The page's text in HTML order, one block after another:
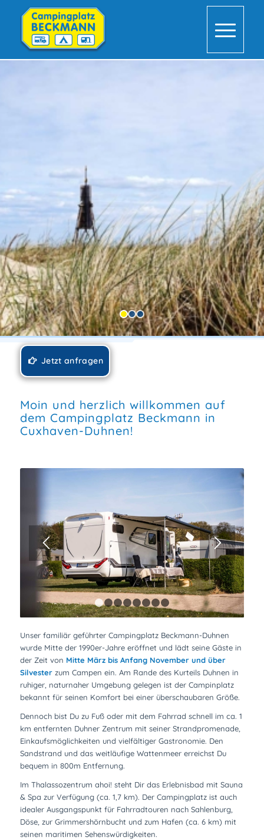
Jetzt anfragen
Moin und herzlich willkommen auf
dem Campingplatz Beckmann in
Cuxhaven-Duhnen!
1 2 3 4 5 6 7 8
Unser familiär geführter Campingplatz Beckmann-Duhnen
wurde Mitte der 1990er-Jahre eröffnet und lädt seine Gäste in
der Zeit von Mitte März bis Anfang November und über
Silvesterzum Campen ein. Am Rande des Kurteils Duhnen in
ruhiger, naturnaher Umgebung gelegen ist der Campinplatz
bekannt für seinen Komfort bei einer überschaubaren Größe.
Dennoch bist Du zu Fuß oder mit dem Fahrrad schnell im ca. 1
km entfernten Duhner Zentrum mit seiner Strandpromenade,
Einkaufsmöglichkeiten und vielfältiger Gastronomie. Den
Sandstrand und das weitläufige Wattenmeer erreichst Du
bequem in 800m Entfernung.
Im Thalassozentrum ahoi! steht Dir das Erlebnisbad mit Sauna
& Spa zur Verfügung (ca. 1,7 km). Der Campingplatz ist auch
idealer Ausgangspunkt für Fahrradtouren nach Sahlenburg,
Döse, zur Grimmershörnbucht und zum Hafen (ca. 6 km) mit
seinen maritimen Sehenswürdigkeiten.